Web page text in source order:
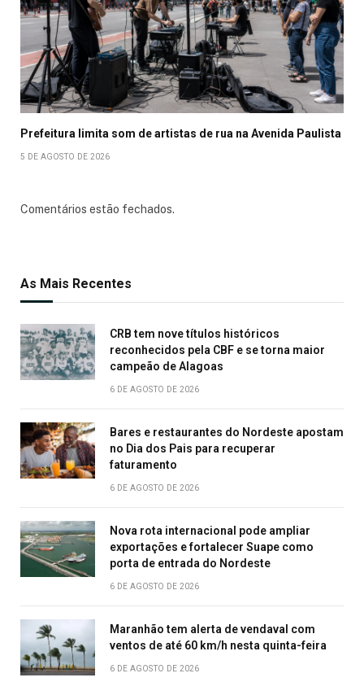
Prefeitura limita som de artistas de rua na Avenida Paulista
5 DE AGOSTO DE 2026
Comentários estão fechados.
As Mais Recentes
CRB tem nove títulos históricos
reconhecidos pela CBF e se torna maior
campeão de Alagoas
6 DE AGOSTO DE 2026
Bares e restaurantes do Nordeste apostam
no Dia dos Pais para recuperar
faturamento
6 DE AGOSTO DE 2026
Nova rota internacional pode ampliar
exportações e fortalecer Suape como
porta de entrada do Nordeste
6 DE AGOSTO DE 2026
Maranhão tem alerta de vendaval com
ventos de até 60 km/h nesta quinta-feira
6 DE AGOSTO DE 2026